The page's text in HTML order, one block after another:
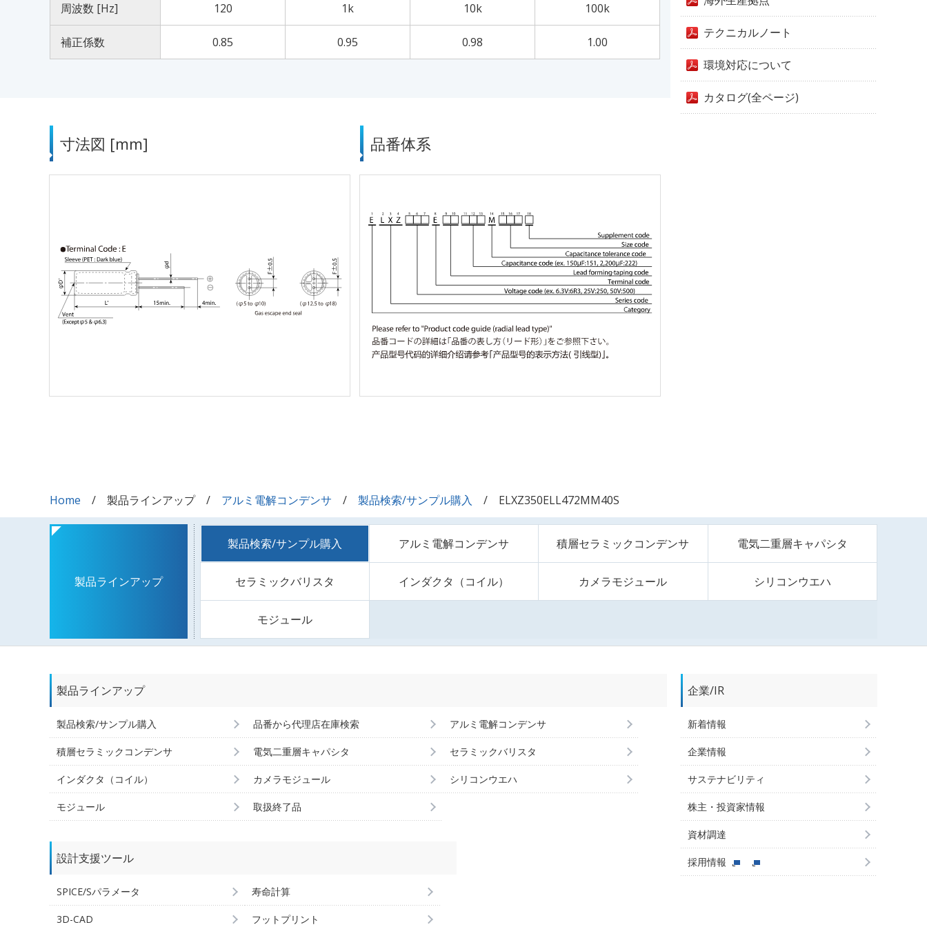
周波数 [Hz] 120 1k 10k 100k
補正係数 0.85 0.95 0.98 1.00
寸法図 [mm] 品番体系
テクニカルノート
環境対応について
カタログ(全ページ)
Home 製品ラインアップ アルミ電解コンデンサ 製品検索/サンプル購入 ELXZ350ELL472MM40S
製品ラインアップ
製品検索/サンプル購入 アルミ電解コンデンサ 積層セラミックコンデンサ 電気二重層キャパシタ
セラミックバリスタ インダクタ（コイル） カメラモジュール シリコンウエハ
モジュール
製品ラインアップ
製品検索/サンプル購入 品番から代理店在庫検索 アルミ電解コンデンサ
積層セラミックコンデンサ 電気二重層キャパシタ セラミックバリスタ
インダクタ（コイル） カメラモジュール シリコンウエハ
モジュール 取扱終了品
設計支援ツール
SPICE/Sパラメータ 寿命計算
3D-CAD フットプリント
企業/IR
新着情報
企業情報
サステナビリティ
株主・投資家情報
資材調達
採用情報